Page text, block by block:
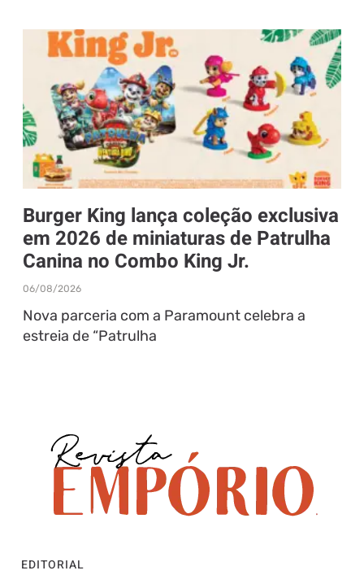
Burger King lança coleção exclusiva
em 2026 de miniaturas de Patrulha
Canina no Combo King Jr.
06/08/2026
Nova parceria com a Paramount celebra a
estreia de “Patrulha
EDITORIAL